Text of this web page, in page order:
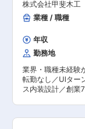
び住宅の設計から
供させて頂いて
をもとに ものづくり
ラックスした環境
がら、都心部と変
の高い業務を行う
ネスも充実した人生を
囲：会社の定める
社工場や外注先へ
管理（納期の確認など） ■ご入社
まずはCADとい
ただくために、過
年間行っていただ
件に同行しながら
から二年の間にか
ただく予定です。 ■組織構成： ・制作管理の担
当は現在40代の男
名です。 ・熱心
です。 ■働き方： ・一年に２，３回ほど、クラ
休み
株式会社甲斐木工
業種 / 職種
年収
勤務地
業界・職種未経験
転勤なし／UIター
ス内装設計／創業70
きます ＜具体的には＞ ・工作機械を用いたの木